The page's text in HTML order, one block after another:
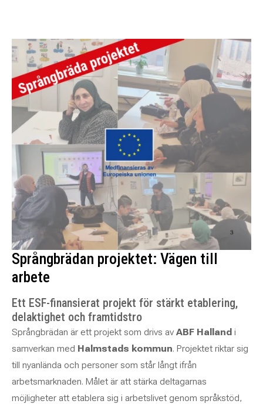
Språngbrädan projektet: Vägen till
arbete
Ett ESF-finansierat projekt för stärkt etablering,
delaktighet och framtidstro
Språngbrädan är ett projekt som drivs avABF Halland i
samverkan med Halmstads kommun. Projektet riktar sig
till nyanlända och personer som står långt ifrån
arbetsmarknaden. Målet är att stärka deltagarnas
möjligheter att etablera sig i arbetslivet genom språkstöd,